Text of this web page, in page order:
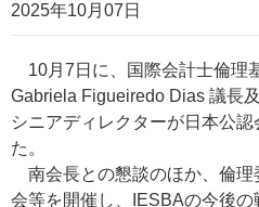
2025年10月07日
10月7日に、国際会計士倫理
Gabriela Figueiredo Dias 議長
シニアディレクターが日本公
た。
南会長との懇談のほか、倫理
会等を開催し、IESBAの今後